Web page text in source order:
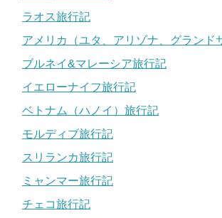
ラオス旅行記
アメリカ（ユタ、アリゾナ、グランド
ブルネイ&マレーシア旅行記
イエローナイフ旅行記
ベトナム（ハノイ）旅行記
モルディブ旅行記
スリランカ旅行記
ミャンマー旅行記
チェコ旅行記